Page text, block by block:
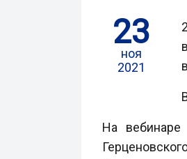
23
ноя
2021
На вебинаре